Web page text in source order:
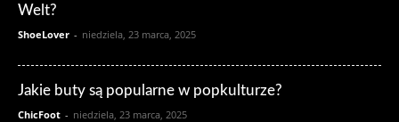
Welt?
ShoeLover - niedziela, 23 marca, 2025
Jakie buty są popularne w popkulturze?
ChicFoot - niedziela, 23 marca, 2025